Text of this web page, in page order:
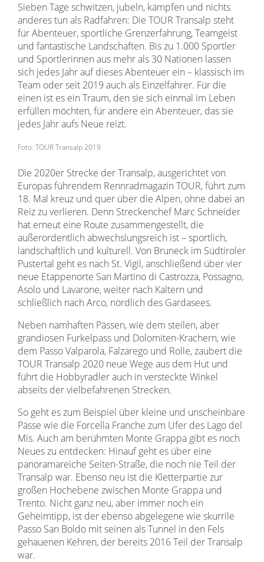
Sieben Tage schwitzen, jubeln, kämpfen und nichts
anderes tun als Radfahren: Die TOUR Transalp steht
für Abenteuer, sportliche Grenzerfahrung, Teamgeist
und fantastische Landschaften. Bis zu 1.000 Sportler
und Sportlerinnen aus mehr als 30 Nationen lassen
sich jedes Jahr auf dieses Abenteuer ein – klassisch im
Team oder seit 2019 auch als Einzelfahrer. Für die
einen ist es ein Traum, den sie sich einmal im Leben
erfüllen möchten, für andere ein Abenteuer, das sie
jedes Jahr aufs Neue reizt.
Foto: TOUR Transalp 2019
Die 2020er Strecke der Transalp, ausgerichtet von
Europas führendem Rennradmagazin TOUR, führt zum
18. Mal kreuz und quer über die Alpen, ohne dabei an
Reiz zu verlieren. Denn Streckenchef Marc Schneider
hat erneut eine Route zusammengestellt, die
außerordentlich abwechslungsreich ist – sportlich,
landschaftlich und kulturell. Von Bruneck im Südtiroler
Pustertal geht es nach St. Vigil, anschließend über vier
neue Etappenorte San Martino di Castrozza, Possagno,
Asolo und Lavarone, weiter nach Kaltern und
schließlich nach Arco, nördlich des Gardasees.
Neben namhaften Pässen, wie dem steilen, aber
grandiosen Furkelpass und Dolomiten-Krachern, wie
dem Passo Valparola, Falzarego und Rolle, zaubert die
TOUR Transalp 2020 neue Wege aus dem Hut und
führt die Hobbyradler auch in versteckte Winkel
abseits der vielbefahrenen Strecken.
So geht es zum Beispiel über kleine und unscheinbare
Pässe wie die Forcella Franche zum Ufer des Lago del
Mis. Auch am berühmten Monte Grappa gibt es noch
Neues zu entdecken: Hinauf geht es über eine
panoramareiche Seiten-Straße, die noch nie Teil der
Transalp war. Ebenso neu ist die Kletterpartie zur
großen Hochebene zwischen Monte Grappa und
Trento. Nicht ganz neu, aber immer noch ein
Geheimtipp, ist der ebenso abgelegene wie skurrile
Passo San Boldo mit seinen als Tunnel in den Fels
gehauenen Kehren, der bereits 2016 Teil der Transalp
war.